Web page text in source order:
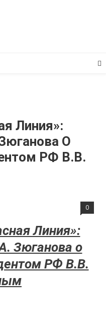
Линия»:
О
РФ В.В.
0
Линия»:
Зюганова о
РФ В.В.